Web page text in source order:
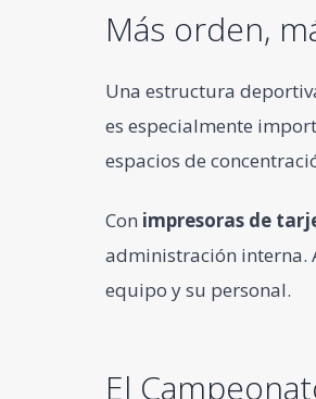
Más orden,
Una estructura
es especialmente
espacios de
Con impresoras de
administración interna.
equipo y su personal.
El